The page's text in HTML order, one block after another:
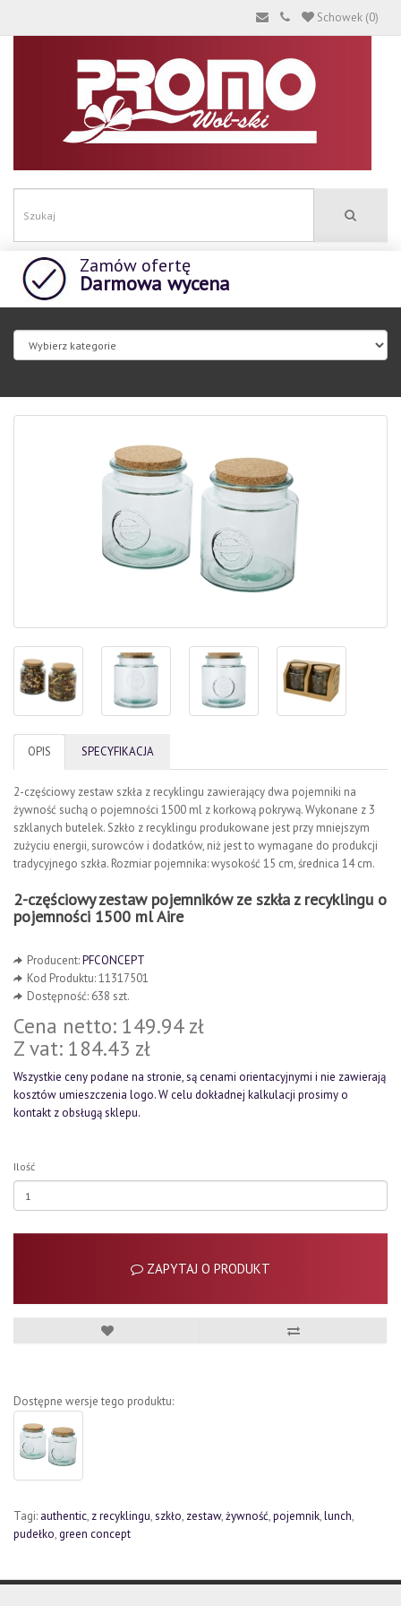
Schowek (0)
Zamów ofertę
Darmowa wycena
OPIS SPECYFIKACJA
2-częściowy zestaw szkła z recyklingu zawierający dwa pojemniki na
żywność suchą o pojemności 1500 ml z korkową pokrywą. Wykonane z 3
szklanych butelek. Szkło z recyklingu produkowane jest przy mniejszym
zużyciu energii, surowców i dodatków, niż jest to wymagane do produkcji
tradycyjnego szkła. Rozmiar pojemnika: wysokość 15 cm, średnica 14 cm.
2-częściowy zestaw pojemników ze szkła z recyklingu o
pojemności 1500 ml Aire
Producent:PFCONCEPT
Kod Produktu: 11317501
Dostępność: 638 szt.
Cena netto: 149.94 zł
Z vat: 184.43 zł
Wszystkie ceny podane na stronie, są cenami orientacyjnymi i nie zawierają
kosztów umieszczenia logo. W celu dokładnej kalkulacji prosimy o
kontakt z obsługą sklepu.
Ilość
ZAPYTAJ O PRODUKT
Dostępne wersje tego produktu:
Tagi: authentic, z recyklingu,szkło, zestaw,żywność,pojemnik,lunch,
pudełko,green concept